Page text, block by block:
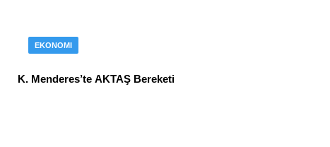
EKONOMI
K. Menderes’te AKTAŞ Bereketi